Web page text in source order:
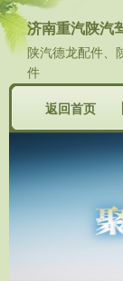
济南重汽陕汽
陕汽德龙配件、
件
返回首页